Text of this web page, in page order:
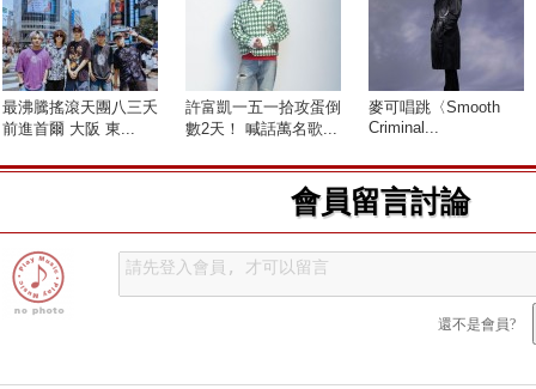
最沸騰搖滾天團八三夭
前進首爾 大阪 東...
許富凱一五一拾攻蛋倒
數2天！ 喊話萬名歌...
麥可唱跳〈Smooth
Criminal...
會員留言討論
還不是會員?